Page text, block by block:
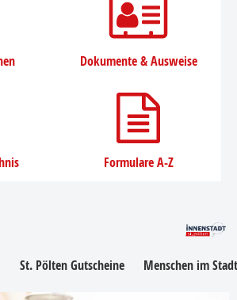
Dokumente & Ausweise
Formulare A-Z
St. Pölten Gutscheine Menschen im